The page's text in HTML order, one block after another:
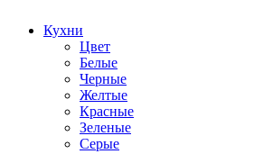
Кухни
Цвет
Белые
Черные
Желтые
Красные
Зеленые
Серые